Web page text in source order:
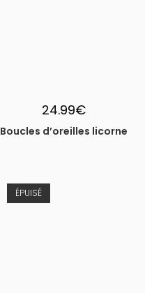
24.99€
Boucles d’oreilles licorne
ÉPUISÉ